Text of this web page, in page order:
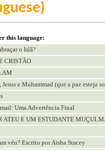
this language:
o Islã?
CRISTÃO
e Muhammad (que a paz esteja
Uma Advertência Final
ATEU E UM ESTUDANTE
véu? Escrito por Aisha Stacey